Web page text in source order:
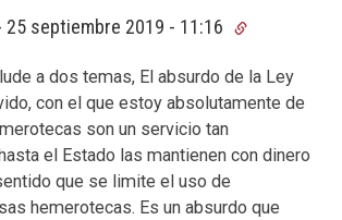
25 septiembre 2019 - 11:16
a dos temas, El absurdo de la Ley
con el que estoy absolutamente de
son un servicio tan
el Estado las mantienen con dinero
que se limite el uso de
hemerotecas. Es un absurdo que